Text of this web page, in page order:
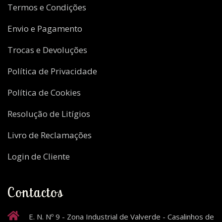
Termos e Condições
Envio e Pagamento
Trocas e Devoluções
Política de Privacidade
Política de Cookies
Resolução de Litígios
Livro de Reclamações
Login de Cliente
Contactos
E. N. Nº 9 - Zona Industrial de Valverde - Casalinhos de